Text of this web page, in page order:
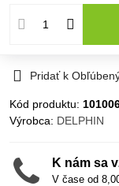
Pridať k
Kód produktu:
Výrobca: DELPHIN
K nám sa
V čase od